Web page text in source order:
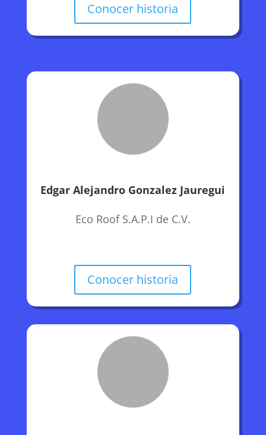
Conocer historia
Edgar Alejandro Gonzalez Jauregui
Eco Roof S.A.P.I de C.V.
Conocer historia